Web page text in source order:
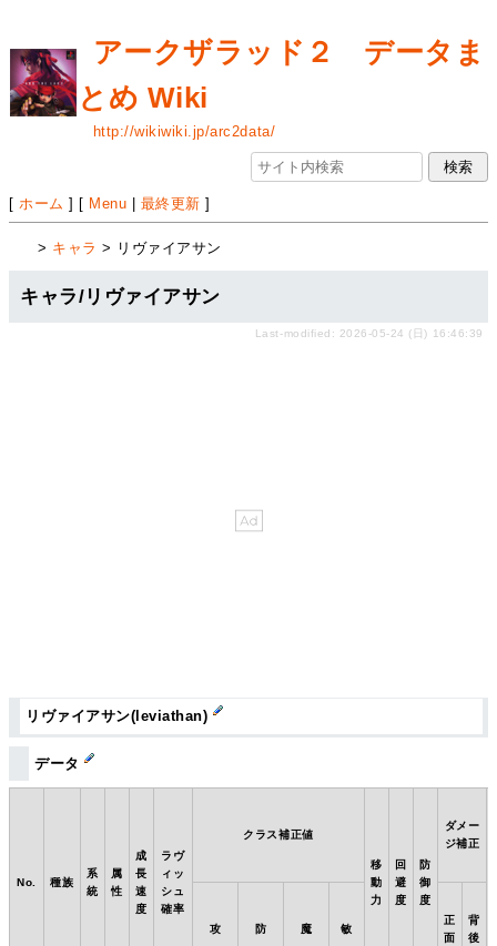
アークザラッド２ データま
とめ Wiki
http://wikiwiki.jp/arc2data/
[ ホーム ] [ Menu 最終更新 ]
> キャラ > リヴァイアサン
キャラ/リヴァイアサン
Last-modified: 2026-05-24 (日) 16:46:39
リヴァイアサン(leviathan)
データ
No. 種族
系
統
属
性
成
長
速
度
ラヴ
ィッ
シュ
確率
クラス補正値
移
動
力
回
避
度
防
御
度
ダメー
ジ補正
攻
防 魔 敏
正
面
背
後